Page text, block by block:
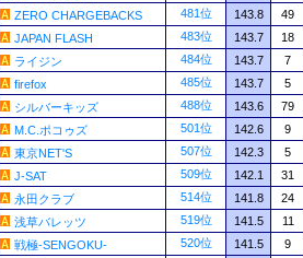
ZERO CHARGEBACKS 481位 143.8 49
JAPAN FLASH 483位 143.7 18
ライジン 484位 143.7 7
firefox 485位 143.7 5
シルバーキッズ 488位 143.6 79
M.C.ポコゥズ 501位 142.6 9
東京NET'S 507位 142.3 5
J-SAT 509位 142.1 31
永田クラブ 514位 141.8 24
浅草バレッツ 519位 141.5 11
戦極-SENGOKU- 520位 141.5 9